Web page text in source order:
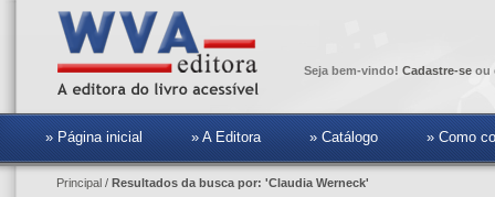
Seja bem-vindo! Cadastre-se ou
» Página inicial » A Editora » Catálogo » Como
Principal / Resultados da busca por: 'Claudia Werneck'